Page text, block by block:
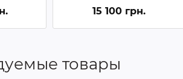
15 100 грн.
товары